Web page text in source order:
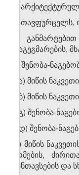
2.
ა) თავფურცელს,
ბ)
დაგეგმარების,
გ) შენობა-
გ.ა) მიწის
გ.ბ) მიწის
გ.გ) შენობა-
გ.დ) შენობა-
დ) მიწის
ზომების,
განთავსების და